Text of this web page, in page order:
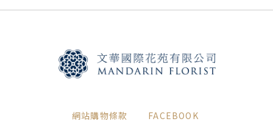
網站購物條款
FACEBOOK